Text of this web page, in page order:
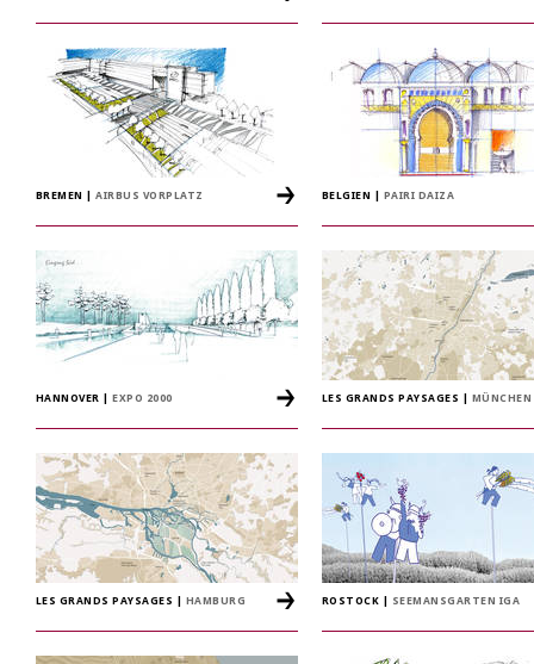
BREMEN |AIRBUS VORPLATZ BELGIEN PAIRI DAIZA
HANNOVER |EXPO 2000 LES GRANDS PAYSAGES MÜNCHEN
LES GRANDS PAYSAGES HAMBURG ROSTOCK SEEMANSGARTEN IGA